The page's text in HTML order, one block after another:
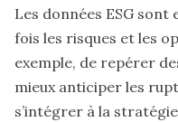
Les données ESG
fois les risques et les
exemple, de repérer
mieux anticiper les
s’intégrer à la